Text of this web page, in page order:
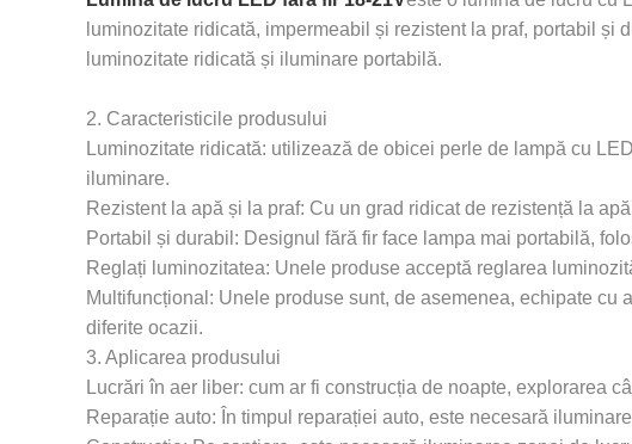
luminozitate ridicată, impermeabil și rezistent la praf, portabil
luminozitate ridicată și iluminare portabilă.
2. Caracteristicile produsului
Luminozitate ridicată: utilizează de obicei perle de lampă cu
iluminare.
Rezistent la apă și la praf: Cu un grad ridicat de rezistență la
Portabil și durabil: Designul fără fir face lampa mai portabilă,
Reglați luminozitatea: Unele produse acceptă reglarea
Multifuncțional: Unele produse sunt, de asemenea, echipate
diferite ocazii.
3. Aplicarea produsului
Lucrări în aer liber: cum ar fi construcția de noapte, explorarea
Reparație auto: În timpul reparației auto, este necesară